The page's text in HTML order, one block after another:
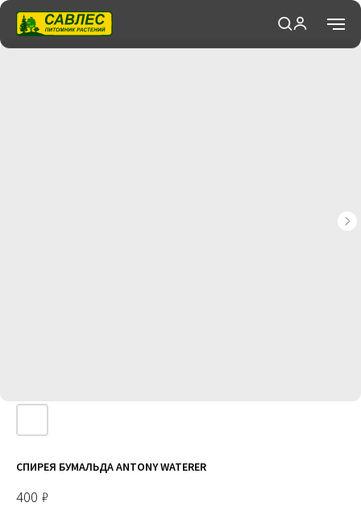
СПИРЕЯ БУМАЛЬДА ANTONY WATERER
400 ₽